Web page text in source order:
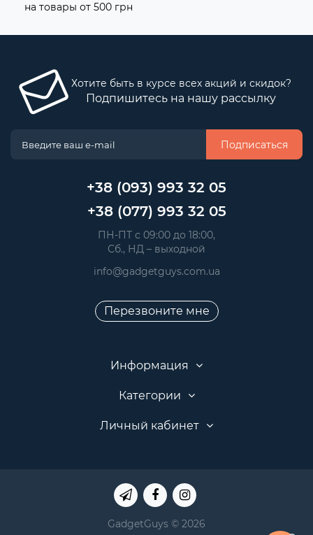
на товары от 500 грн
Хотите быть в курсе всех акций и скидок?
Подпишитесь на нашу рассылку
Подписаться
+38 (093) 993 32 05
+38 (077) 993 32 05
ПН-ПТ с 09:00 до 18:00,
Сб., НД – выходной
info@gadgetguys.com.ua
Перезвоните мне
Информация
Категории
Личный кабинет
GadgetGuys © 2026